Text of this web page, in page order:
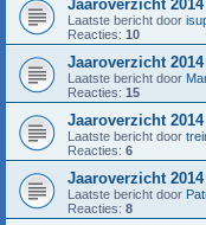
Jaaroverzicht
Laatste bericht door
Reacties: 10
Jaaroverzicht
Laatste bericht door
Reacties: 15
Jaaroverzicht
Laatste bericht door
Reacties: 6
Jaaroverzicht
Laatste bericht door
Reacties: 8